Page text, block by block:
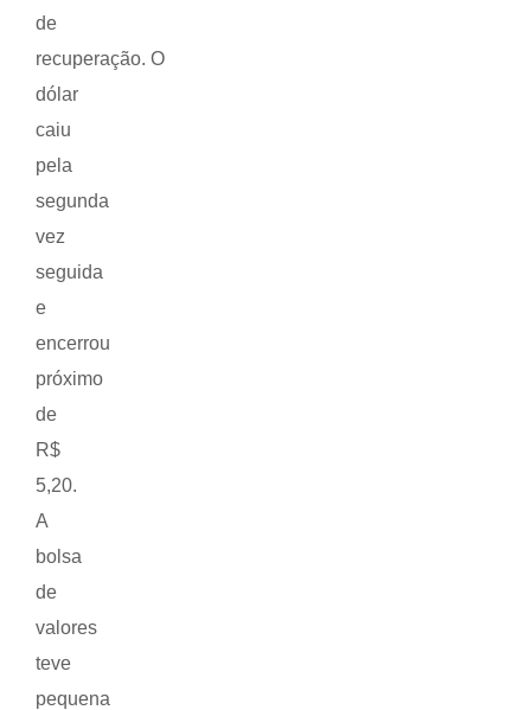
de
recuperação. O
dólar
caiu
pela
segunda
vez
seguida
e
encerrou
próximo
de
R$
5,20.
A
bolsa
de
valores
teve
pequena